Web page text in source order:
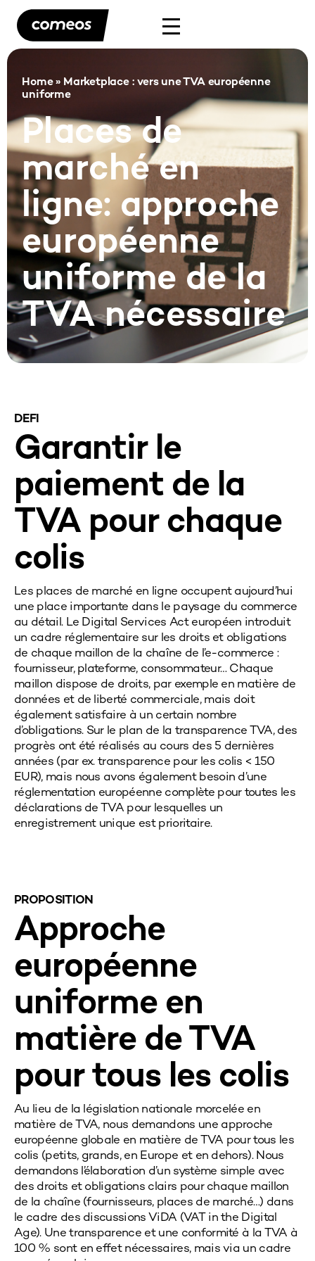
Home» Marketplace : vers une TVA européenne
uniforme
Places de
marché en
ligne: approche
européenne
uniforme de la
TVA nécessaire
DEFI
Garantir le
paiement de la
TVA pour chaque
colis
Les places de marché en ligne occupent aujourd’hui
une place importante dans le paysage du commerce
au détail. Le Digital Services Act européen introduit
un cadre réglementaire sur les droits et obligations
de chaque maillon de la chaîne de l’e-commerce :
fournisseur, plateforme, consommateur… Chaque
maillon dispose de droits, par exemple en matière de
données et de liberté commerciale, mais doit
également satisfaire à un certain nombre
d’obligations. Sur le plan de la transparence TVA, des
progrès ont été réalisés au cours des 5 dernières
années (par ex. transparence pour les colis < 150
EUR), mais nous avons également besoin d’une
réglementation européenne complète pour toutes les
déclarations de TVA pour lesquelles un
enregistrement unique est prioritaire.
PROPOSITION
Approche
européenne
uniforme en
matière de TVA
pour tous les colis
Au lieu de la législation nationale morcelée en
matière de TVA, nous demandons une approche
européenne globale en matière de TVA pour tous les
colis (petits, grands, en Europe et en dehors). Nous
demandons l’élaboration d’un système simple avec
des droits et obligations clairs pour chaque maillon
de la chaîne (fournisseurs, places de marché…) dans
le cadre des discussions ViDA (VAT in the Digital
Age). Une transparence et une conformité à la TVA à
100 % sont en effet nécessaires, mais via un cadre